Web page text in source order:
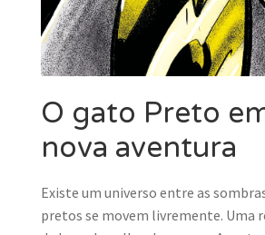
O gato Preto
nova aventura
Existe um universo entre as
pretos se movem livremente. Uma